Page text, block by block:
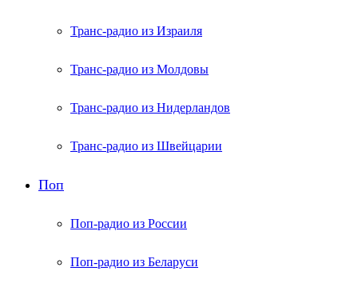
Транс-радио из Израиля
Транс-радио из Молдовы
Транс-радио из Нидерландов
Транс-радио из Швейцарии
Поп
Поп-радио из России
Поп-радио из Беларуси